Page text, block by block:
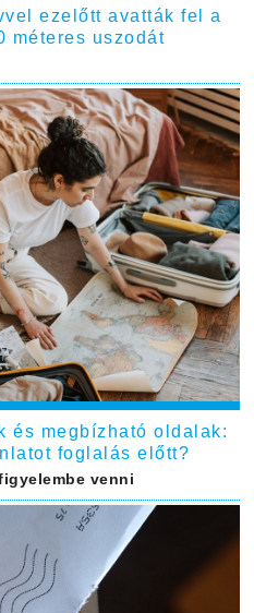
ezelőtt avatták fel a
méteres uszodát
és megbízható oldalak:
foglalás előtt?
venni